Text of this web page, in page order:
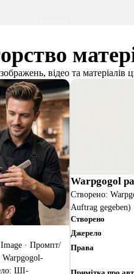
відео та матеріалів
· Промпт/
Warpgogol-
ШІ-
Warpgogol
Створено:
Auftrag
Створено
Джерело
Права